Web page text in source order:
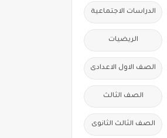
الدراسات الاجتماعية
الريضيات
الصف الاول الاعدادى
الصف الثالث
الصف الثالث الثانوى